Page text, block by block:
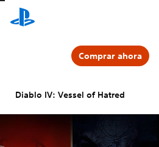
Diablo IV: Vessel of Hatred
Comprar ahora